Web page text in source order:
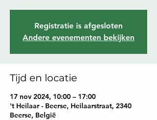
Registratie is afgesloten
Andere evenementen bekijken
Tijd en locatie
17 nov 2024, 10:00 – 17:00
't Heilaar - Beerse, Heilaarstraat, 2340
Beerse, België